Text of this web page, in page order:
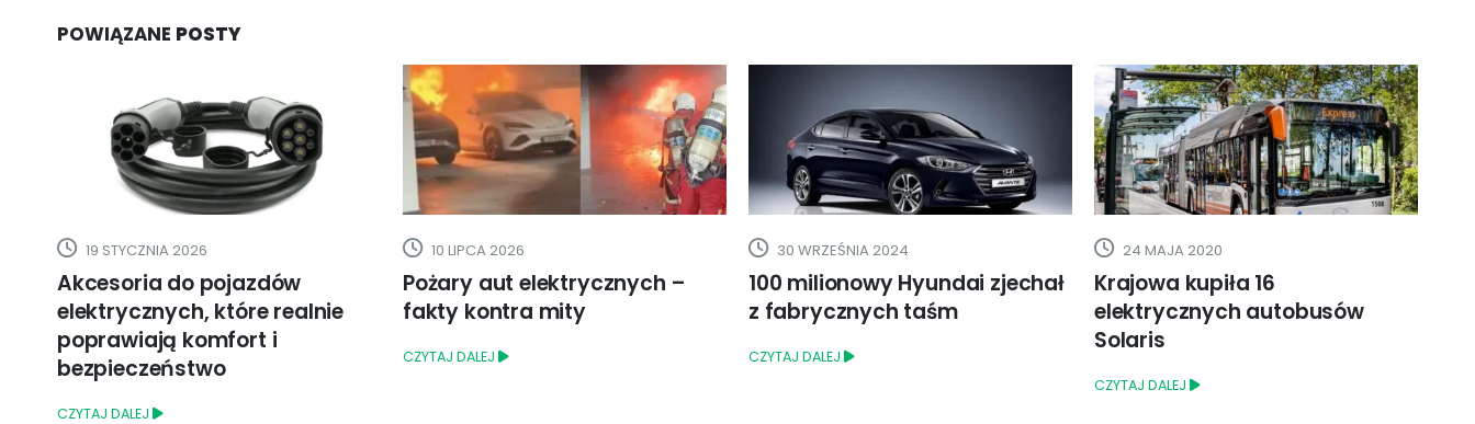
POWIĄZANE POSTY
19 STYCZNIA 2026
Akcesoria do pojazdów
elektrycznych, które realnie
poprawiają komfort i
bezpieczeństwo
CZYTAJ DALEJ
10 LIPCA 2026
Pożary aut elektrycznych –
fakty kontra mity
CZYTAJ DALEJ
30 WRZEŚNIA 2024
100 milionowy Hyundai zjechał
z fabrycznych taśm
CZYTAJ DALEJ
24 MAJA 2020
Krajowa kupiła 16
elektrycznych autobusów
Solaris
CZYTAJ DALEJ